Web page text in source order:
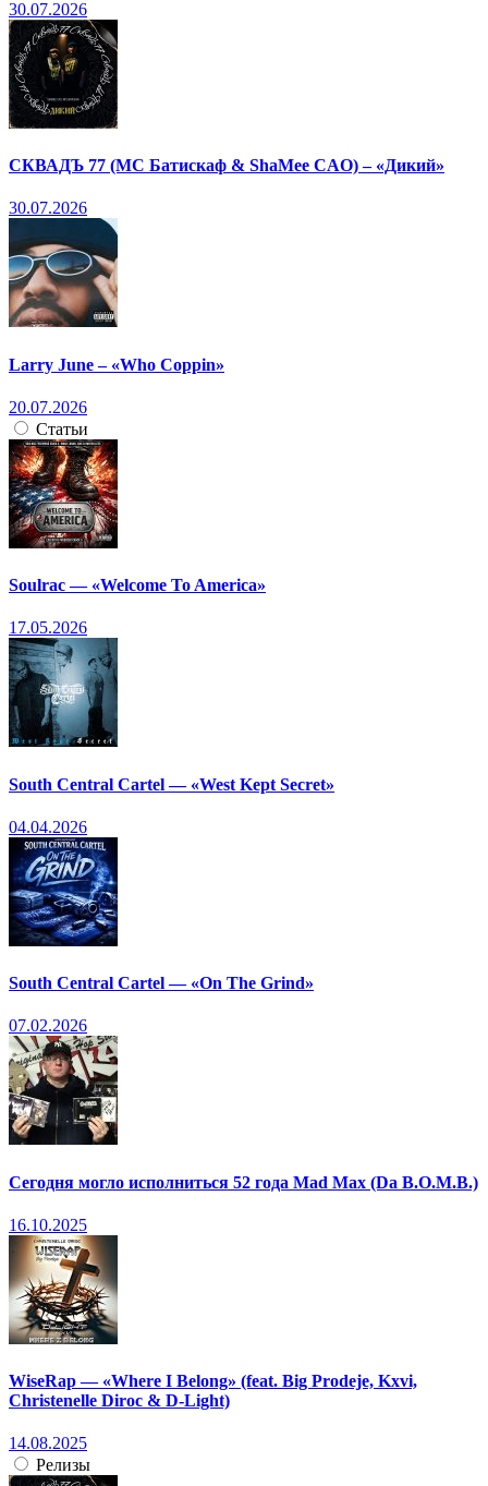
30.07.2026
СКВАДЪ 77 (МС Батискаф & ShaMee CAO) – «Дикий»
30.07.2026
Larry June – «Who Coppin»
20.07.2026
Статьи
Soulrac — «Welcome To America»
17.05.2026
South Central Cartel — «West Kept Secret»
04.04.2026
South Central Cartel — «On The Grind»
07.02.2026
Сегодня могло исполниться 52 года Mad Max (Da B.O.M.B.)
16.10.2025
WiseRap — «Where I Belong» (feat. Big Prodeje, Kxvi,
Christenelle Diroc & D-Light)
14.08.2025
Релизы